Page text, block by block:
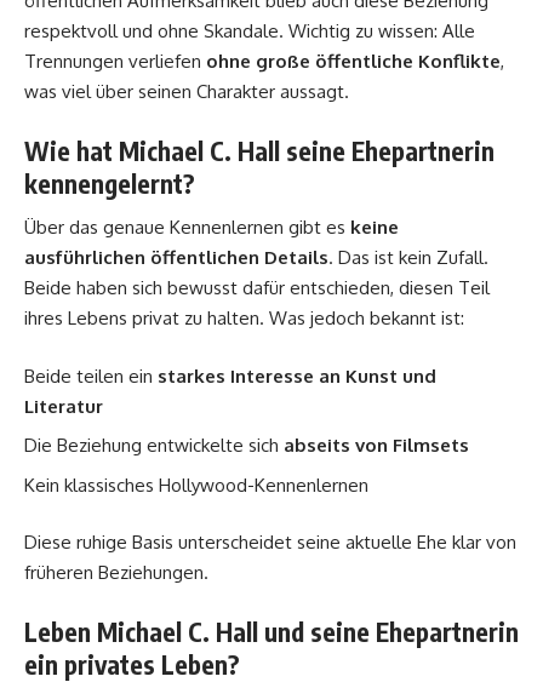
respektvoll und ohne Skandale. Wichtig zu wissen: Alle
Trennungen verliefen ohne große öffentliche Konflikte,
was viel über seinen Charakter aussagt.
Wie hat Michael C. Hall seine Ehepartnerin
kennengelernt?
Über das genaue Kennenlernen gibt es keine
ausführlichen öffentlichen Details. Das ist kein Zufall.
Beide haben sich bewusst dafür entschieden, diesen Teil
ihres Lebens privat zu halten. Was jedoch bekannt ist:
Beide teilen ein starkes Interesse an Kunst und
Literatur
Die Beziehung entwickelte sich abseits von Filmsets
Kein klassisches Hollywood-Kennenlernen
Diese ruhige Basis unterscheidet seine aktuelle Ehe klar von
früheren Beziehungen.
Leben Michael C. Hall und seine Ehepartnerin
ein privates Leben?